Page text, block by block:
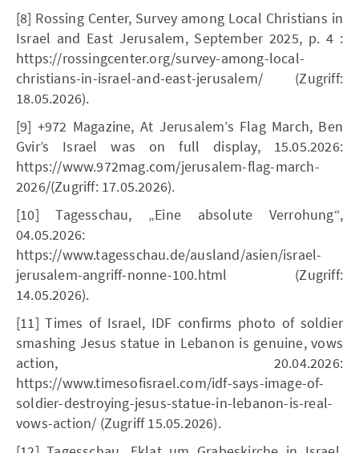
[8] Rossing Center, Survey among Local Christians in
Israel and East Jerusalem, September 2025, p. 4 :
https://rossingcenter.org/survey-among-local-
christians-in-israel-and-east-jerusalem/ (Zugriff:
18.05.2026).
[9] +972 Magazine, At Jerusalem’s Flag March, Ben
Gvir’s Israel was on full display, 15.05.2026:
https://www.972mag.com/jerusalem-flag-march-
2026/(Zugriff: 17.05.2026).
[10] Tagesschau, „Eine absolute Verrohung“,
04.05.2026:
https://www.tagesschau.de/ausland/asien/israel-
jerusalem-angriff-nonne-100.html (Zugriff:
14.05.2026).
[11] Times of Israel, IDF confirms photo of soldier
smashing Jesus statue in Lebanon is genuine, vows
action, 20.04.2026:
https://www.timesofisrael.com/idf-says-image-of-
soldier-destroying-jesus-statue-in-lebanon-is-real-
vows-action/ (Zugriff 15.05.2026).